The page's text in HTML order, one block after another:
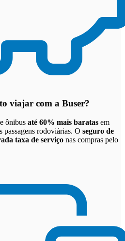
viajar com a Buser?
ônibus até 60% mais baratas em
passagens rodoviárias. O seguro de
taxa de serviço nas compras pelo